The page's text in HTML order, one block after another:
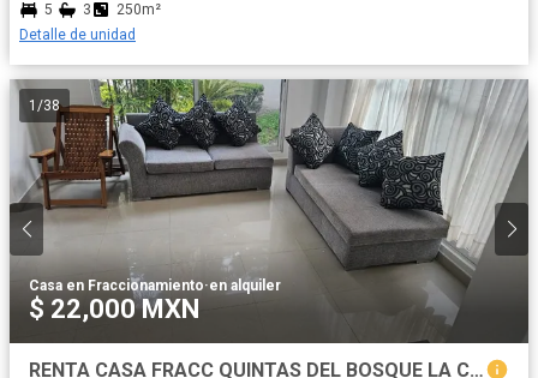
5 3
250m²
Detalle de unidad
1 /38
Casa en Fraccionamiento·en alquiler
$ 22,000 MXN
RENTA CASA FRACC QUINTAS DEL BOSQUE LA CALERA PUEBLA